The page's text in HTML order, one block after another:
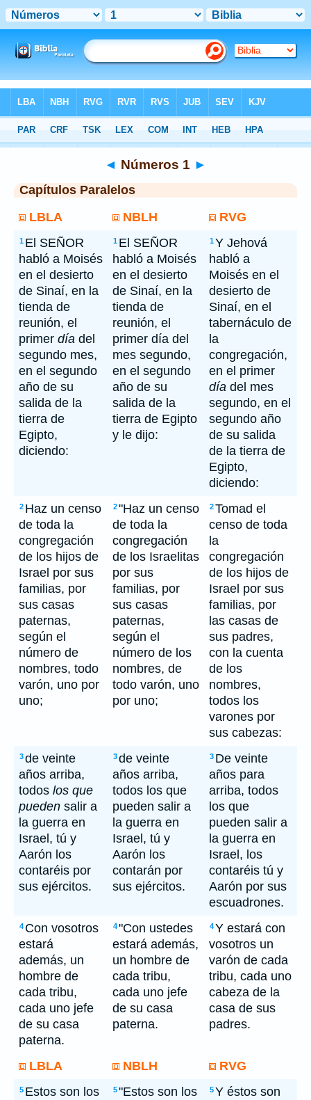
> Números 1
◄ Números 1 ►
Capítulos Paralelos
LBLA
NBLH RVG
1 El SEÑOR
habló a Moisés
en el desierto
de Sinaí, en la
tienda de
reunión, el
primer día del
segundo mes,
en el segundo
año de su
salida de la
tierra de
Egipto,
diciendo:
1 El SEÑOR
habló a Moisés
en el desierto
de Sinaí, en la
tienda de
reunión, el
primer día del
mes segundo,
en el segundo
año de su
salida de la
tierra de Egipto
y le dijo:
1Y Jehová
habló a
Moisés en el
desierto de
Sinaí, en el
tabernáculo de
la
congregación,
en el primer
día del mes
segundo, en el
segundo año
de su salida
de la tierra de
Egipto,
diciendo:
2 Haz un censo
de toda la
congregación
de los hijos de
Israel por sus
familias, por
sus casas
paternas,
según el
número de
nombres, todo
varón, uno por
uno;
2"Haz un censo
de toda la
congregación
de los Israelitas
por sus
familias, por
sus casas
paternas,
según el
número de los
nombres, de
todo varón, uno
por uno;
2Tomad el
censo de toda
la
congregación
de los hijos de
Israel por sus
familias, por
las casas de
sus padres,
con la cuenta
de los
nombres,
todos los
varones por
sus cabezas:
3de veinte
años arriba,
todos los que
pueden salir a
la guerra en
Israel, tú y
Aarón los
contaréis por
sus ejércitos.
3de veinte
años arriba,
todos los que
pueden salir a
la guerra en
Israel, tú y
Aarón los
contarán por
sus ejércitos.
3 De veinte
años para
arriba, todos
los que
pueden salir a
la guerra en
Israel, los
contaréis tú y
Aarón por sus
escuadrones.
4 Con vosotros
estará
además, un
hombre de
cada tribu,
cada uno jefe
de su casa
paterna.
4"Con ustedes
estará además,
un hombre de
cada tribu,
cada uno jefe
de su casa
paterna.
4Y estará con
vosotros un
varón de cada
tribu, cada uno
cabeza de la
casa de sus
padres.
LBLA NBLH RVG
5 Estos son los
5"Estos son los
5Y éstos son